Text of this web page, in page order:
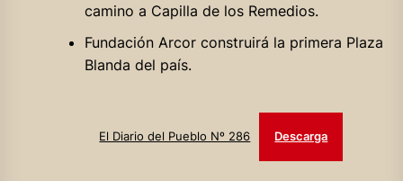
camino a Capilla de los Remedios.
Fundación Arcor construirá la primera Plaza
Blanda del país.
El Diario del Pueblo Nº 286 Descarga